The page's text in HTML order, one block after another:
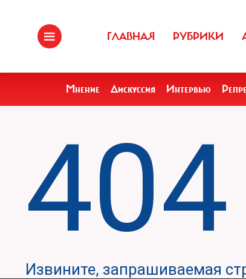
ГЛАВНАЯ РУБРИКИ
Мнение Дискуссия Интервью
404
Извините, запрашиваемая